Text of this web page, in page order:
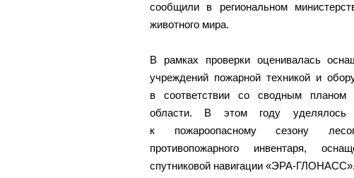
сообщили в региональном
животного мира.
В рамках проверки оценивалась
учреждений пожарной техникой и
в соответствии со сводным планом
области. В этом году уделялось
к пожароопасному сезону
противопожарного инвентаря,
спутниковой навигации «ЭРА-ГЛОНАСС».